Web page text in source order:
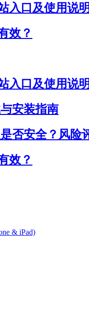
入口及使用说
效？
入口及使用说
安装指南
否安全？风险
效？
& iPad)